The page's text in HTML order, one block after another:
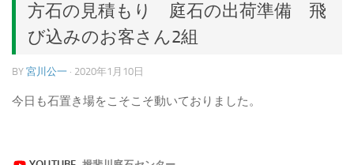
方石の見積もり 庭石の出荷準備 飛
び込みのお客さん2組
BY 宮川公一 · 2020年1月10日
今日も石置き場をこそこそ動いておりました。